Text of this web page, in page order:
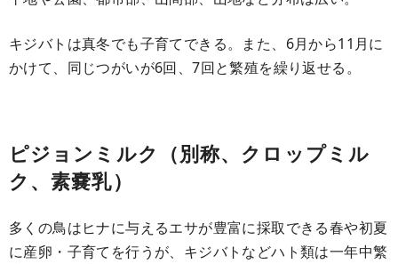
キジバトは真冬でも子育てできる。また、6月から11月に
かけて、同じつがいが6回、7回と繁殖を繰り返せる。
ピジョンミルク（別称、クロップミル
ク、素嚢乳）
多くの鳥はヒナに与えるエサが豊富に採取できる春や初夏
に産卵・子育てを行うが、キジバトなどハト類は一年中繁